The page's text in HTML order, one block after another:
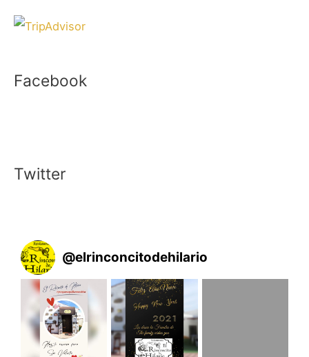
Facebook
Twitter
@elrinconcitodehilario